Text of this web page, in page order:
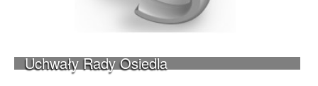
Uchwały Rady Osiedla